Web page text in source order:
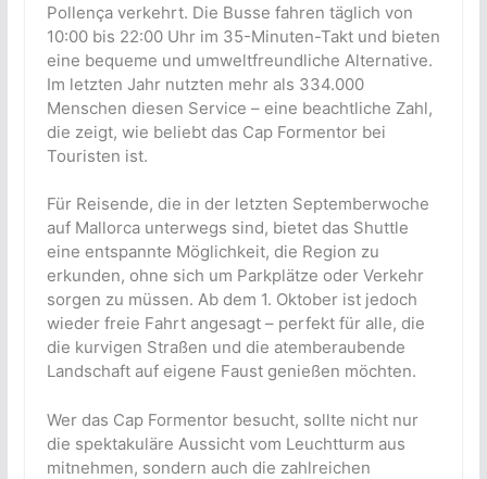
Pollença verkehrt. Die Busse fahren täglich von
10:00 bis 22:00 Uhr im 35-Minuten-Takt und bieten
eine bequeme und umweltfreundliche Alternative.
Im letzten Jahr nutzten mehr als 334.000
Menschen diesen Service – eine beachtliche Zahl,
die zeigt, wie beliebt das Cap Formentor bei
Touristen ist.
Für Reisende, die in der letzten Septemberwoche
auf Mallorca unterwegs sind, bietet das Shuttle
eine entspannte Möglichkeit, die Region zu
erkunden, ohne sich um Parkplätze oder Verkehr
sorgen zu müssen. Ab dem 1. Oktober ist jedoch
wieder freie Fahrt angesagt – perfekt für alle, die
die kurvigen Straßen und die atemberaubende
Landschaft auf eigene Faust genießen möchten.
Wer das Cap Formentor besucht, sollte nicht nur
die spektakuläre Aussicht vom Leuchtturm aus
mitnehmen, sondern auch die zahlreichen